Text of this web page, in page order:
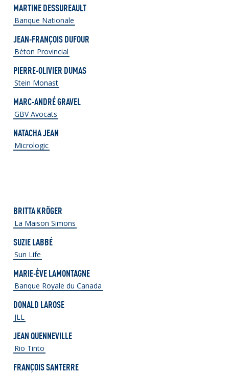
MARTINE DESSUREAULT
Banque Nationale
JEAN-FRANÇOIS DUFOUR
Béton Provincial
PIERRE-OLIVIER DUMAS
Stein Monast
MARC-ANDRÉ GRAVEL
GBV Avocats
NATACHA JEAN
Micrologic
BRITTA KRÖGER
La Maison Simons
SUZIE LABBÉ
Sun Life
MARIE-ÈVE LAMONTAGNE
Banque Royale du Canada
DONALD LAROSE
JLL
JEAN QUENNEVILLE
Rio Tinto
FRANÇOIS SANTERRE